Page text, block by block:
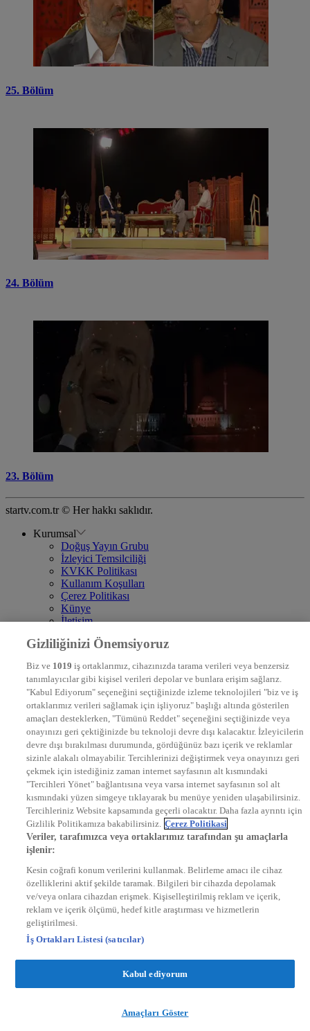
25. Bölüm
24. Bölüm
23. Bölüm
startv.com.tr © Her hakkı saklıdır.
Kurumsal
Doğuş Yayın Grubu
İzleyici Temsilciliği
KVKK Politikası
Kullanım Koşulları
Çerez Politikası
Künye
İletişim
DYG Televizyonlar
STAR
EURO STAR
KRAL POP TV
DYG Radyolar
NTV RADYO
KRAL FM
KRAL POP
EKSEN
VOYAGE
DYG Dijital
ntv.com.tr
ntvspor.net
secim.ntv.com.tr
startv.com.tr
kralmuzik.com.tr
Gizliliğinizi Önemsiyoruz
Biz ve 1019 iş ortaklarımız, cihazınızda tarama verileri veya benzersiz
tanımlayıcılar gibi kişisel verileri depolar ve bunlara erişim sağlarız.
"Kabul Ediyorum" seçeneğini seçtiğinizde izleme teknolojileri "biz ve iş
ortaklarımız verileri sağlamak için işliyoruz" başlığı altında gösterilen
amaçları desteklerken, "Tümünü Reddet" seçeneğini seçtiğinizde veya
onayınızı geri çektiğinizde bu teknoloji devre dışı kalacaktır. İzleyicilerin
devre dışı bırakılması durumunda, gördüğünüz bazı içerik ve reklamlar
sizinle alakalı olmayabilir. Tercihlerinizi değiştirmek veya onayınızı geri
çekmek için istediğiniz zaman internet sayfasının alt kısmındaki
"Tercihleri Yönet" bağlantısına veya varsa internet sayfasının sol alt
kısmındaki yüzen simgeye tıklayarak bu menüye yeniden ulaşabilirsiniz.
Tercihleriniz Website kapsamında geçerli olacaktır. Daha fazla ayrıntı için
Gizlilik Politikamıza bakabilirsiniz. Çerez Politikasi
Veriler, tarafımızca veya ortaklarımız tarafından şu amaçlarla
işlenir:
Kesin coğrafi konum verilerini kullanmak. Belirleme amacı ile cihaz
özelliklerini aktif şekilde taramak. Bilgileri bir cihazda depolamak
ve/veya onlara cihazdan erişmek. Kişiselleştirilmiş reklam ve içerik,
reklam ve içerik ölçümü, hedef kitle araştırması ve hizmetlerin
geliştirilmesi.
İş Ortakları Listesi (satıcılar)
Kabul ediyorum
Amaçları Göster